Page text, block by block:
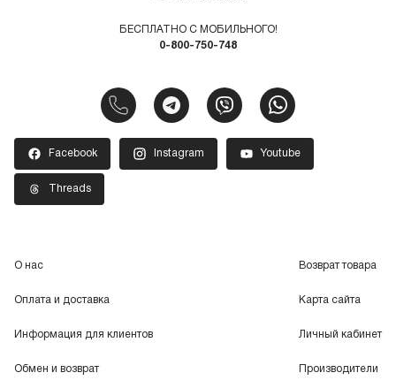
БЕСПЛАТНО С МОБИЛЬНОГО!
0-800-750-748
Facebook Instagram Youtube
Threads
О нас
Оплата и доставка
Информация для клиентов
Обмен и возврат
Возврат товара
Карта сайта
Личный кабинет
Производители